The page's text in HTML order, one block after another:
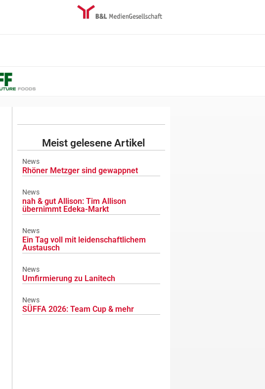
Meist gelesene Artikel
News
Rhöner Metzger sind gewappnet
News
nah & gut Allison: Tim Allison
übernimmt Edeka-Markt
News
Ein Tag voll mit leidenschaftlichem
Austausch
News
Umfirmierung zu Lanitech
News
SÜFFA 2026: Team Cup & mehr